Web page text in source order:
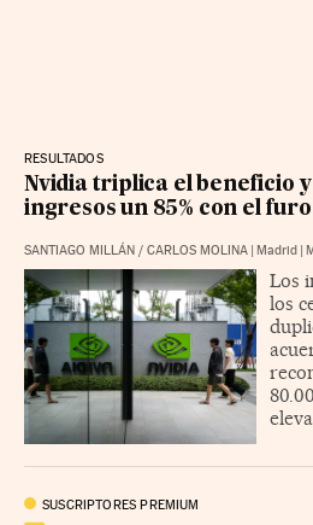
RESULTADOS
Nvidia triplica el beneficio
ingresos un 85% con el
SANTIAGO MILLÁN / CARLOS MOLINA | Madrid |
Los
los
SUSCRIPTORES PREMIUM